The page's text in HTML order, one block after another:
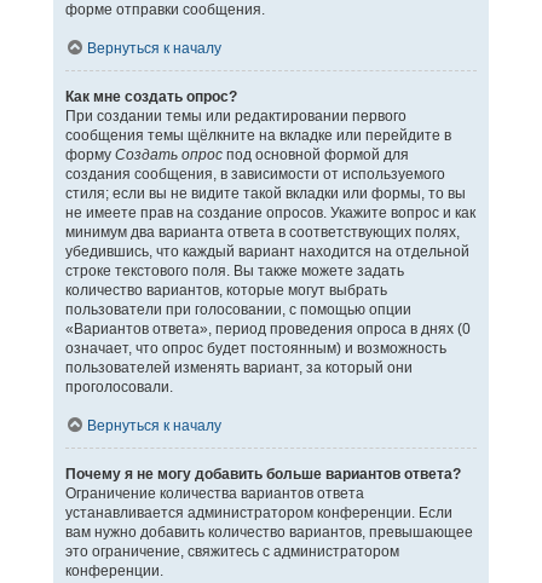
форме отправки сообщения.
Вернуться к началу
Как мне создать опрос?
При создании темы или редактировании первого
сообщения темы щёлкните на вкладке или перейдите в
форму Создать опроспод основной формой для
создания сообщения, в зависимости от используемого
стиля; если вы не видите такой вкладки или формы, то вы
не имеете прав на создание опросов. Укажите вопрос и как
минимум два варианта ответа в соответствующих полях,
убедившись, что каждый вариант находится на отдельной
строке текстового поля. Вы также можете задать
количество вариантов, которые могут выбрать
пользователи при голосовании, с помощью опции
«Вариантов ответа», период проведения опроса в днях (0
означает, что опрос будет постоянным) и возможность
пользователей изменять вариант, за который они
проголосовали.
Вернуться к началу
Почему я не могу добавить больше вариантов ответа?
Ограничение количества вариантов ответа
устанавливается администратором конференции. Если
вам нужно добавить количество вариантов, превышающее
это ограничение, свяжитесь с администратором
конференции.